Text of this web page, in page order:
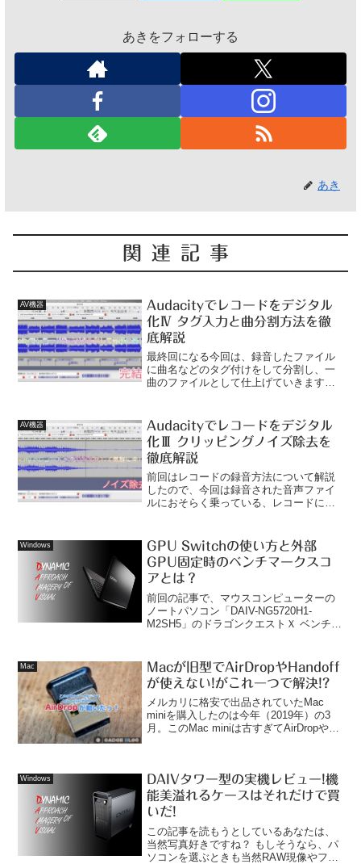
あきをフォローする
あき
関連記事
AV機器
Audacityでレコードをデジタル
化Ⅳ タグ入力と曲分割方法を徹
底解説
最終回になる今回は、録音したファイル
に曲名などのタグ付けをして分割し、一
曲のファイルとして仕上げていきます。
コードをデジタル化Ⅱ 録音手順を徹底解
説A...
AV機器
Audacityでレコードをデジタル
化Ⅲ クリッピングノイズ除去を
徹底解説
前回はレコードの録音方法について解説
したので、今回は録音された音声ファイ
ルにおそらく乗っている、レコードに付
ードをデジタル化Ⅰ 必要な機材を徹底解
説Audaci...
Windows
GPU Switchの使い方と外部
GPU固定時のベンチマークスコ
アとは？
前回の記事で、マウスコンピューターの
ノートパソコン「DAIV-NG5720H1-
M2SH5」のドラゴンクエストＸ ベンチマ
り直したと書きましたが、今回の記事で
はその点について詳しく解説します。な
ぜスコアが低くなったのか？最近の若い
パソコンユーザーには信じられないかも
知れませんが、昔のパソコンのCPUには
グラフィック機能は内蔵されてませんで
Mac
Macが旧型でAirDropやHandoff
が使えない!がこれ一つで解決!?
メルカリに格安で出品されていたMac
miniを購入したのは今年（2019年）の3
月。このMac miniは古すぎてAirDropや
Windows
DAIVタワー型の実機レビュー!機
能美溢れるケースはそれだけで買
いだ!
この記事を読もうとしているあなたは、
当然写真好きですね？ もしそうなら、パ
ソコンを選ぶときも当然RAW現像やフォ